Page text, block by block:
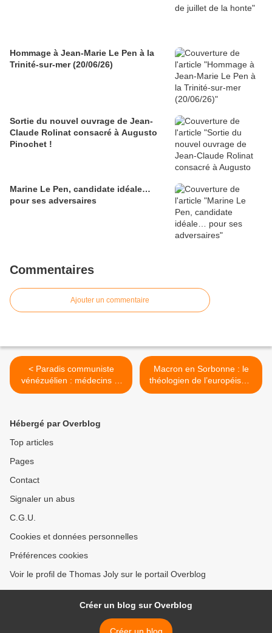
Hommage à Jean-Marie Le Pen à la
Trinité-sur-mer (20/06/26)
Sortie du nouvel ouvrage de Jean-
Claude Rolinat consacré à Augusto
Pinochet !
Marine Le Pen, candidate idéale…
pour ses adversaires
Commentaires
Ajouter un commentaire
< Paradis communiste
vénézuélien : médecins et
enseignantes se prostituent
Macron en Sorbonne : le
théologien de l’européisme
>
Hébergé par Overblog
Top articles
Pages
Contact
Signaler un abus
C.G.U.
Cookies et données personnelles
Préférences cookies
Voir le profil de Thomas Joly sur le portail Overblog
Créer un blog sur Overblog